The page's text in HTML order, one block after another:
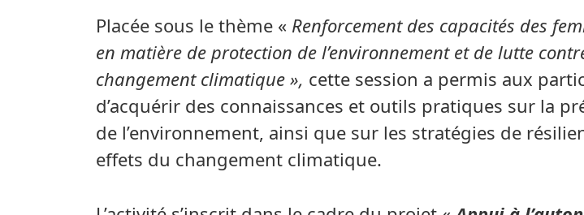
Placée sous le thème « Renforcement des capacités des
en matière de protection de l’environnement et de lutte
changement climatique », cette session a permis aux
d’acquérir des connaissances et outils pratiques sur la
de l’environnement, ainsi que sur les stratégies de
effets du changement climatique.